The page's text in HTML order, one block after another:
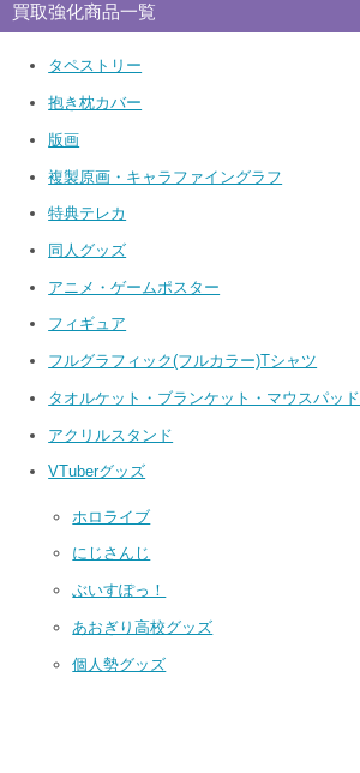
買取強化商品一覧
タペストリー
抱き枕カバー
版画
複製原画・キャラファイングラフ
特典テレカ
同人グッズ
アニメ・ゲームポスター
フィギュア
フルグラフィック(フルカラー)Tシャツ
タオルケット・ブランケット・マウスパッド
アクリルスタンド
VTuberグッズ
ホロライブ
にじさんじ
ぶいすぽっ！
あおぎり高校グッズ
個人勢グッズ